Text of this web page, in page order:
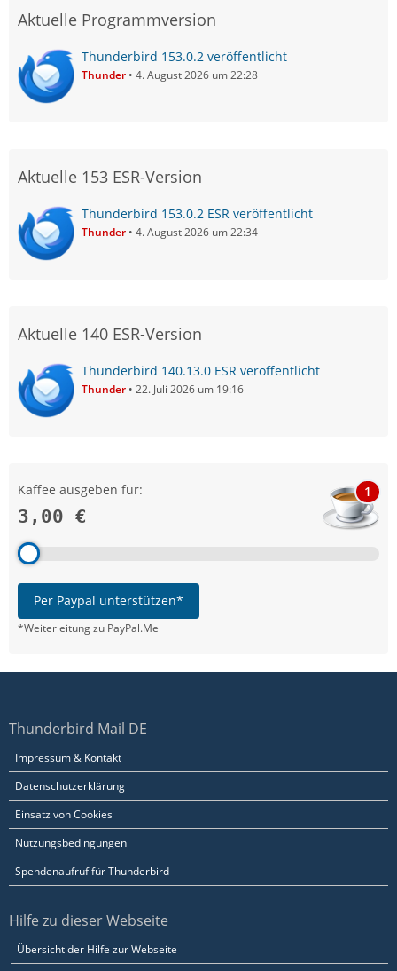
Aktuelle Programmversion
Thunderbird 153.0.2 veröffentlicht
Thunder 4. August 2026 um 22:28
Aktuelle 153 ESR-Version
Thunderbird 153.0.2 ESR veröffentlicht
Thunder 4. August 2026 um 22:34
Aktuelle 140 ESR-Version
Thunderbird 140.13.0 ESR veröffentlicht
Thunder 22. Juli 2026 um 19:16
Kaffee ausgeben für:
3,00 €
1
Per Paypal unterstützen*
*Weiterleitung zu PayPal.Me
Thunderbird Mail DE
Impressum & Kontakt
Datenschutzerklärung
Einsatz von Cookies
Nutzungsbedingungen
Spendenaufruf für Thunderbird
Hilfe zu dieser Webseite
Übersicht der Hilfe zur Webseite